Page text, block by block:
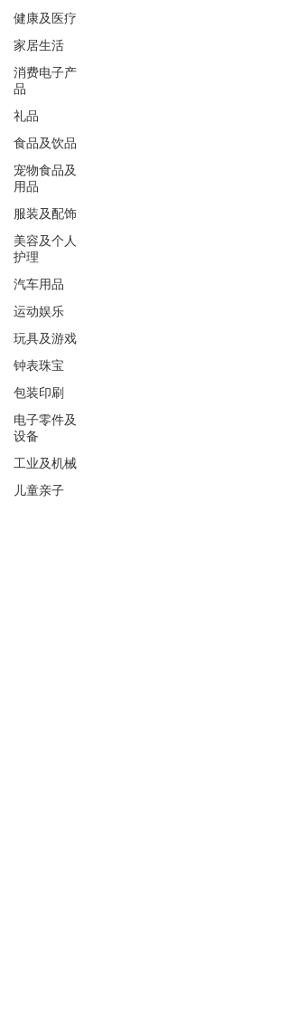
健康及医疗
家居生活
消费电子产
品
礼品
食品及饮品
宠物食品及
用品
服装及配饰
美容及个人
护理
汽车用品
运动娱乐
玩具及游戏
钟表珠宝
包装印刷
电子零件及
设备
工业及机械
儿童亲子